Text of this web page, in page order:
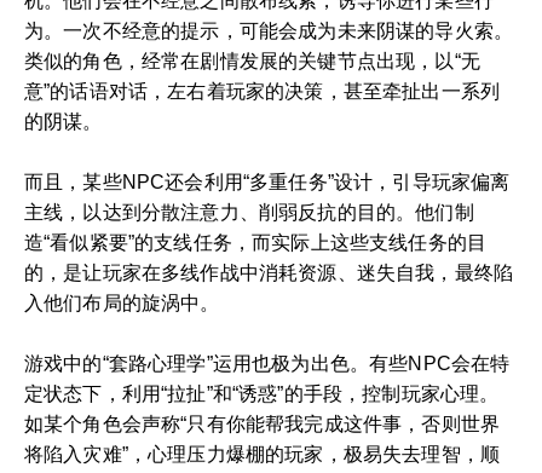
为。一次不经意的提示，可能会成为未来阴谋的导火索。
类似的角色，经常在剧情发展的关键节点出现，以“无
意”的话语对话，左右着玩家的决策，甚至牵扯出一系列
的阴谋。
而且，某些NPC还会利用“多重任务”设计，引导玩家偏离
主线，以达到分散注意力、削弱反抗的目的。他们制
造“看似紧要”的支线任务，而实际上这些支线任务的目
的，是让玩家在多线作战中消耗资源、迷失自我，最终陷
入他们布局的旋涡中。
游戏中的“套路心理学”运用也极为出色。有些NPC会在特
定状态下，利用“拉扯”和“诱惑”的手段，控制玩家心理。
如某个角色会声称“只有你能帮我完成这件事，否则世界
将陷入灾难”，心理压力爆棚的玩家，极易失去理智，顺